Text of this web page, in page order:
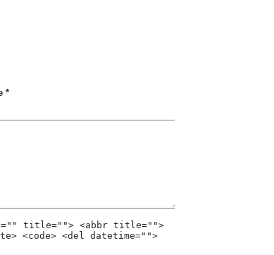
*
title=""> <abbr title="">
<code> <del datetime="">